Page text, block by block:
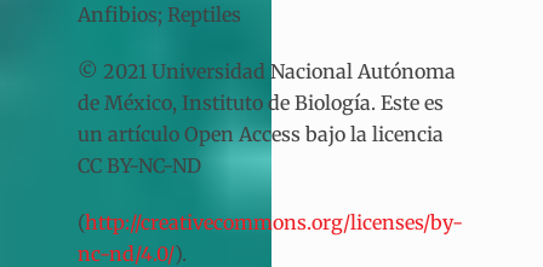
Anfibios; Reptiles
© 2021 Universidad Nacional Autónoma
de México, Instituto de Biología. Este es
un artículo Open Access bajo la licencia
CC BY-NC-ND
(http://creativecommons.org/licenses/by-
nc-nd/4.0/).